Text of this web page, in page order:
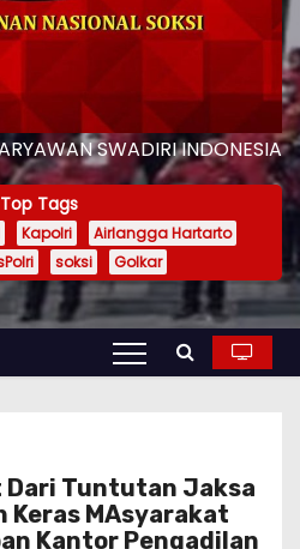
SWADIRI INDONESIA
Top Tags
Kapolri
Airlangga Hartarto
soksi Golkar
Dari Tuntutan Jaksa
Keras MAsyarakat
Kantor Pengadilan